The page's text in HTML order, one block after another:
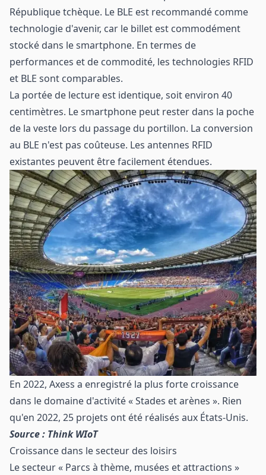
République tchèque. Le BLE est recommandé comme
technologie d'avenir, car le billet est commodément
stocké dans le smartphone. En termes de
performances et de commodité, les technologies RFID
et BLE sont comparables.
La portée de lecture est identique, soit environ 40
centimètres. Le smartphone peut rester dans la poche
de la veste lors du passage du portillon. La conversion
au BLE n'est pas coûteuse. Les antennes RFID
existantes peuvent être facilement étendues.
En 2022, Axess a enregistré la plus forte croissance
dans le domaine d'activité « Stades et arènes ». Rien
qu'en 2022, 25 projets ont été réalisés aux États-Unis.
Source : Think WIoT
Croissance dans le secteur des loisirs
Le secteur « Parcs à thème, musées et attractions »